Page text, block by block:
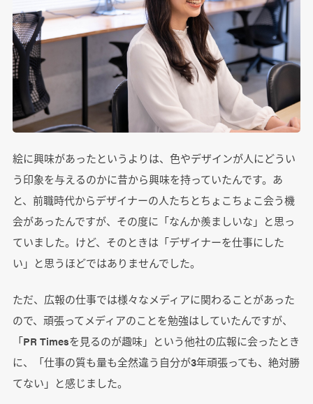
絵に興味があったというよりは、色やデザインが人にどうい
う印象を与えるのかに昔から興味を持っていたんです。あ
と、前職時代からデザイナーの人たちとちょこちょこ会う機
会があったんですが、その度に「なんか羨ましいな」と思っ
ていました。けど、そのときは「デザイナーを仕事にした
い」と思うほどではありませんでした。
ただ、広報の仕事では様々なメディアに関わることがあった
ので、頑張ってメディアのことを勉強はしていたんですが、
「PR Timesを見るのが趣味」という他社の広報に会ったとき
に、「仕事の質も量も全然違う自分が3年頑張っても、絶対勝
てない」と感じました。